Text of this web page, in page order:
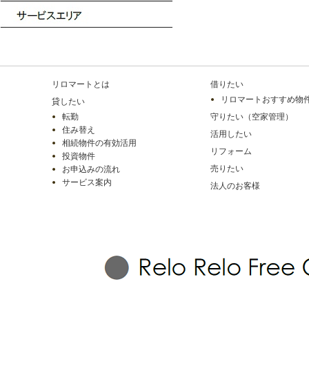
リロマートとは
貸したい
転勤
住み替え
相続物件の有効活用
投資物件
お申込みの流れ
サービス案内
借りたい
リロマートおすすめ物
守りたい（空家管理）
活用したい
リフォーム
売りたい
法人のお客様